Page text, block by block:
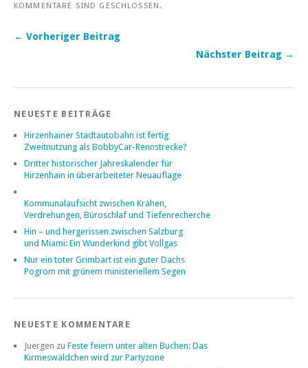
KOMMENTARE SIND GESCHLOSSEN.
← Vorheriger Beitrag
Nächster Beitrag →
NEUESTE BEITRÄGE
Hirzenhainer Stadtautobahn ist fertig
Zweitnutzung als BobbyCar-Rennstrecke?
Dritter historischer Jahreskalender für
Hirzenhain in überarbeiteter Neuauflage
Kommunalaufsicht zwischen Krähen,
Verdrehungen, Büroschlaf und Tiefenrecherche
Hin – und hergerissen zwischen Salzburg
und Miami: Ein Wunderkind gibt Vollgas
Nur ein toter Grimbart ist ein guter Dachs
Pogrom mit grünem ministeriellem Segen
NEUESTE KOMMENTARE
Juergen zu Feste feiern unter alten Buchen: Das
Kirmeswäldchen wird zur Partyzone